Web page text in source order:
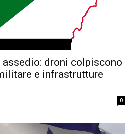
droni colpiscono
e infrastrutture
0